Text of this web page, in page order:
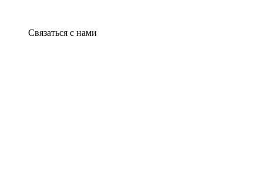
Связаться с нами